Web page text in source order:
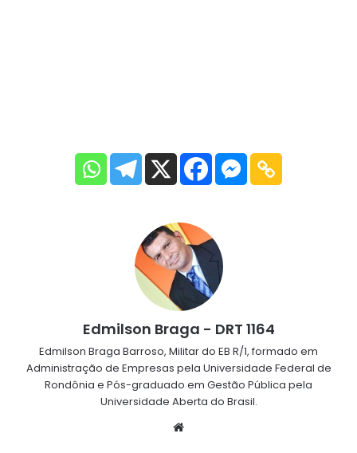
Edmilson Braga - DRT 1164
Edmilson Braga Barroso, Militar do EB R/1, formado em
Administração de Empresas pela Universidade Federal de
Rondônia e Pós-graduado em Gestão Pública pela
Universidade Aberta do Brasil.